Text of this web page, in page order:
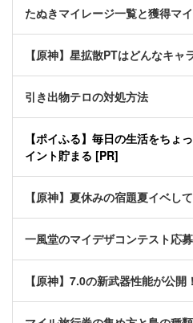
たぬきマイレージ一覧と獲得マ
【原神】星拡散PTはどんなキャ
引き出物テロの対処方法
【ポイふる】毎日の生活をちょ
イント貯まる [PR]
【原神】夏休みの宿題夏イベし
一風堂のマイデザコンテスト応
【原神】7.0の新武器性能が公